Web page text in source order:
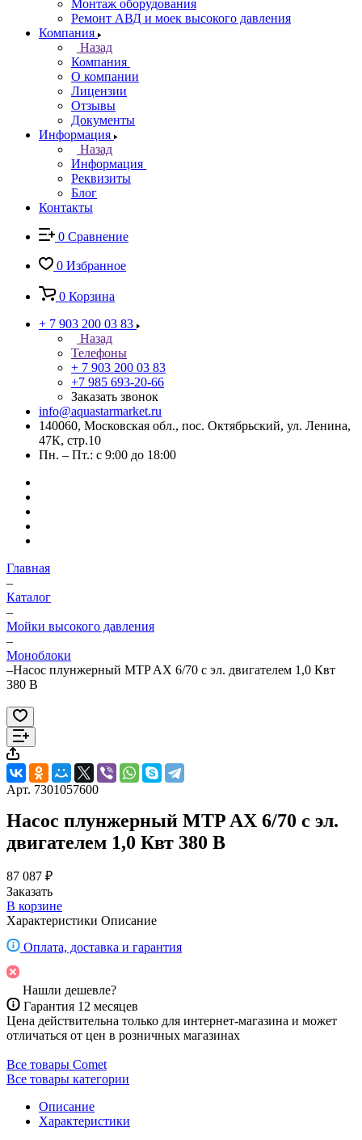
Монтаж оборудования
Ремонт АВД и моек высокого давления
Компания
Назад
Компания
О компании
Лицензии
Отзывы
Документы
Информация
Назад
Информация
Реквизиты
Блог
Контакты
0 Сравнение
0 Избранное
0 Корзина
+ 7 903 200 03 83
Назад
Телефоны
+ 7 903 200 03 83
+7 985 693-20-66
Заказать звонок
info@aquastarmarket.ru
140060, Московская обл., пос. Октябрьский, ул. Ленина,
47К, стр.10
Пн. – Пт.: с 9:00 до 18:00
Главная
–
Каталог
–
Мойки высокого давления
–
Моноблоки
–Насос плунжерный MTP AX 6/70 с эл. двигателем 1,0 Квт
380 В
Арт. 7301057600
Насос плунжерный MTP AX 6/70 с эл.
двигателем 1,0 Квт 380 В
87 087 ₽
Заказать
В корзине
Характеристики Описание
Оплата, доставка и гарантия
Нашли дешевле?
Гарантия 12 месяцев
Цена действительна только для интернет-магазина и может
отличаться от цен в розничных магазинах
Все товары Comet
Все товары категории
Описание
Характеристики